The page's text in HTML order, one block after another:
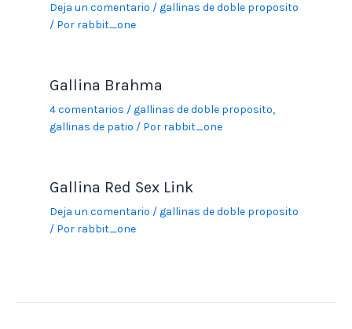
Deja un comentario / gallinas de doble proposito
/ Por rabbit_one
Gallina Brahma
4 comentarios / gallinas de doble proposito,
gallinas de patio / Por rabbit_one
Gallina Red Sex Link
Deja un comentario / gallinas de doble proposito
/ Por rabbit_one